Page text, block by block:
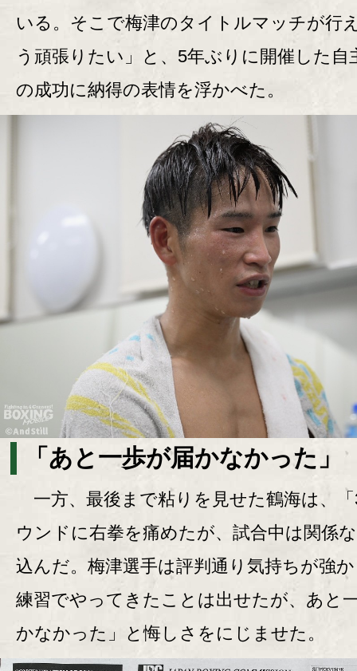
いる。そこで梅津のタイトルマッチが行
う頑張りたい」と、5年ぶりに開催した自
の成功に納得の表情を浮かべた。
「あと一歩が届かなかった」
一方、最後まで粘りを見せた鶴海は、
ウンドに右拳を痛めたが、試合中は関係
込んだ。梅津選手は評判通り気持ちが強
練習でやってきたことは出せたが、あと
かなかった」と悔しさをにじませた。